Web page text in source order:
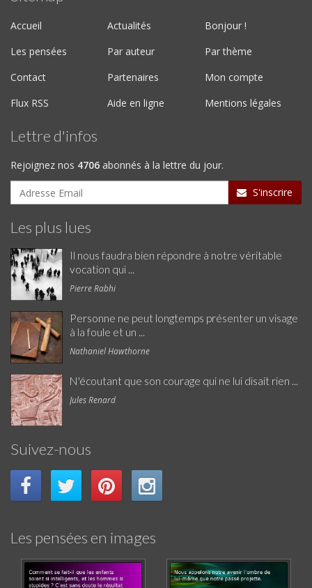
Accueil Actualités
Bonjour !
Les pensées
Par auteur
Par thème
Contact
Partenaires
Mon compte
Flux RSS
Aide en ligne Mentions légales
Lettre d'infos
Rejoignez nos 4706 abonnés à la lettre du jour.
S'inscrire
Les plus lues
Il nous faudra bien répondre à notre véritable
vocation qui ...
Pierre Rabhi
Personne ne peut longtemps présenter un visage
à la foule et un ...
Nathaniel Hawthorne
N'écoutant que son courage qui ne lui disait rien ...
Jules Renard
Suivez-nous
Les pensées en images